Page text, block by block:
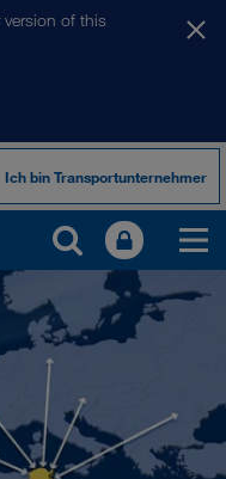
version of this
Ich bin Transportunternehmer